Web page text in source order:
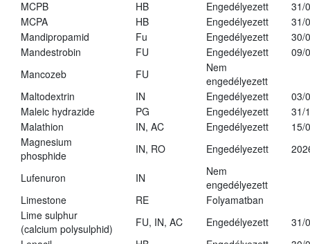
MCPB
HB Engedélyezett
31/
MCPA
HB Engedélyezett
31/
Mandipropamid
Fu Engedélyezett
30/
Mandestrobin
FU Engedélyezett
09/
Mancozeb
FU
Nem
engedélyezett
Maltodextrin
IN Engedélyezett
03/
Maleic hydrazide
PG Engedélyezett
31/
Malathion
IN, AC Engedélyezett
15/
Magnesium
phosphide
IN, RO Engedélyezett
Lufenuron IN
Nem
engedélyezett
Limestone
RE
Folyamatban
Lime sulphur
(calcium polysulphid)
FU, IN, AC Engedélyezett
31/